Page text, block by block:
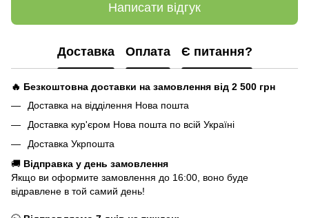
Написати відгук
Доставка Оплата Є питання?
🔥 Безкоштовна доставки на замовлення від 2 500 грн
Доставка на відділення Нова пошта
Доставка кур'єром Нова пошта по всій Україні
Доставка Укрпошта
🚚 Відправка у день замовлення
Якщо ви оформите замовлення до 16:00, воно буде
відравлене в той самий день!